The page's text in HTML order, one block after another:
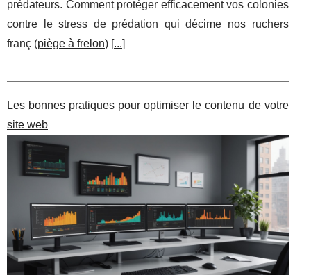
prédateurs. Comment protéger efficacement vos colonies
contre le stress de prédation qui décime nos ruchers
franç (piège à frelon) [...]
Les bonnes pratiques pour optimiser le contenu de votre
site web